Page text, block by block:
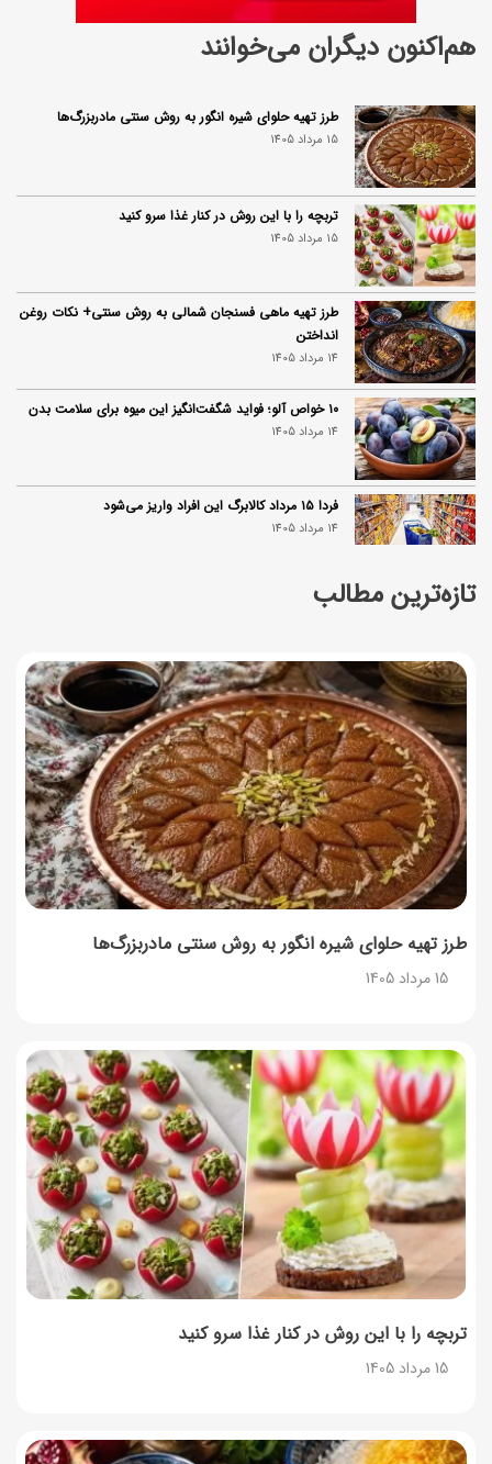
تازه‌ترین مطالب
طرز تهیه حلوای شیره انگور به روش سنتی مادربزرگ‌ها
15 مرداد 1405
تربچه را با این روش در کنار غذا سرو کنید
15 مرداد 1405
هم‌اکنون دیگران می‌خوانند
طرز تهیه حلوای شیره انگور به روش سنتی مادربزرگ‌ها
15 مرداد 1405
تربچه را با این روش در کنار غذا سرو کنید
15 مرداد 1405
طرز تهیه ماهی فسنجان شمالی به روش سنتی+ نکات روغن
انداختن
14 مرداد 1405
۱۰ خواص آلو؛ فواید شگفت‌انگیز این میوه برای سلامت بدن
14 مرداد 1405
فردا ۱۵ مرداد کالابرگ این افراد واریز می‌شود
14 مرداد 1405
زمان شارژ کالابرگ تغییر کرد؛ جزئیات برنامه جدید واریز اعتبار
توصیه‌های مهم برای دفع انواع حشرات در خانه
14 مرداد 1405
طرز تهیه آلبالو شور خانگی؛ خوش‌رنگ و بدون کپک
14 مرداد 1405
طرز تهیه پنکیک با شیره انگور؛ صبحانه‌ای سالم و انرژی‌بخش
14 مرداد 1405
طرز تهیه پش ملبا (پیچ ملبا)؛ دسر کلاسیک هلو و بستنی
13 مرداد 1405
طرز تهیه حلوای بحرینی؛ دسر سنتی خاورمیانه‌ای
13 مرداد 1405